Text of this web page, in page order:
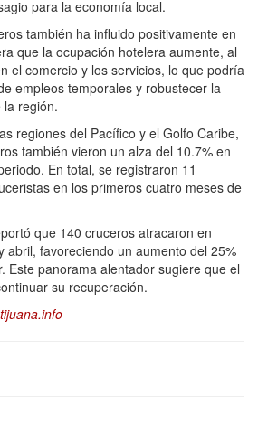
para la economía local.
también ha influido positivamente en
que la ocupación hotelera aumente, al
el comercio y los servicios, lo que podría
empleos temporales y robustecer la
la región.
regiones del Pacífico y el Golfo Caribe,
también vieron un alza del 10.7% en
En total, se registraron 11
en los primeros cuatro meses de
que 140 cruceros atracaron en
abril, favoreciendo un aumento del 25%
Este panorama alentador sugiere que el
su recuperación.